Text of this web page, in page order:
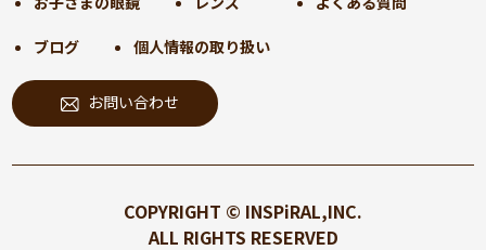
2024年7月(31)
2024年6月(30)
2024年5月
2024年4月 (32)
2024年2月(31)
2024年1月(45)
2023年12月(31)
ブログ 個人情報の取り扱い
お問い合わせ
COPYRIGHT © INSPiRAL,INC.
ALL RIGHTS RESERVED